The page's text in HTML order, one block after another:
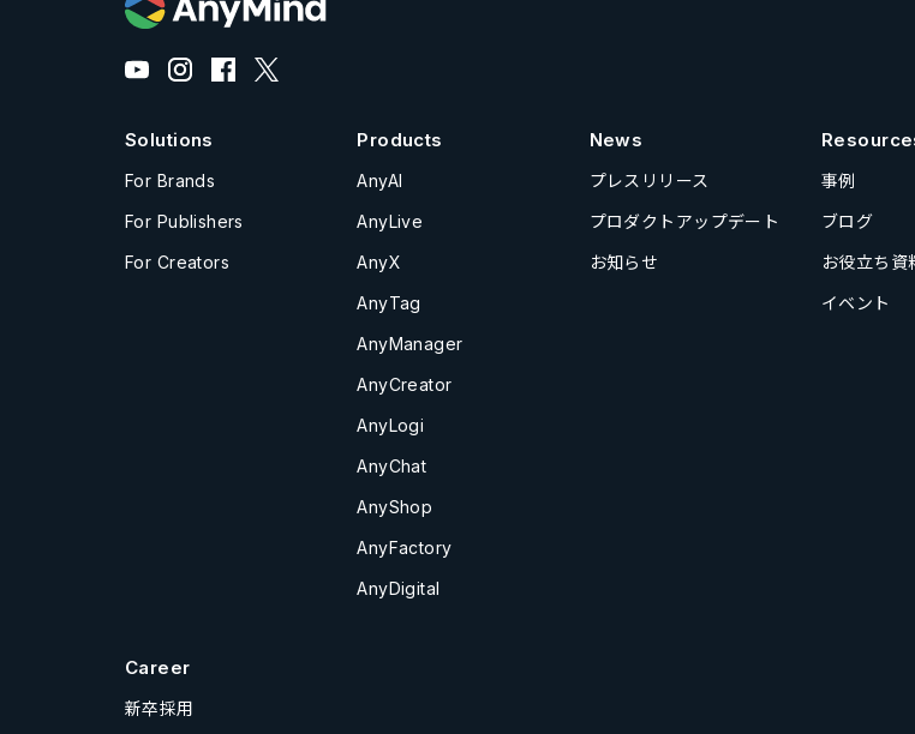
Solutions
For Brands
For Publishers
For Creators
Products
AnyAI
AnyLive
AnyX
AnyTag
AnyManager
AnyCreator
AnyLogi
AnyChat
AnyShop
AnyFactory
AnyDigital
News
プレスリリース
プロダクトアップデート
お知らせ
事例
ブログ
お役立ち資
イベント
Career
新卒採用